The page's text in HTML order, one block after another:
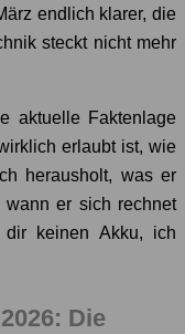
endlich klarer, die
steckt nicht mehr
aktuelle Faktenlage
erlaubt ist, wie
herausholt, was er
er sich rechnet
keinen Akku, ich
Die